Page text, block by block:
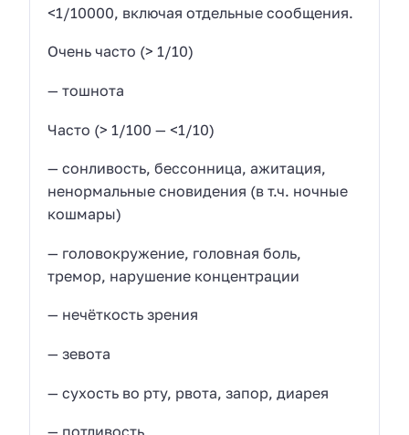
<1/10000, включая отдельные сообщения.
Очень часто (> 1/10)
— тошнота
Часто (> 1/100 — <1/10)
— сонливость, бессонница, ажитация,
ненормальные сновидения (в т.ч. ночные
кошмары)
— головокружение, головная боль,
тремор, нарушение концентрации
— нечёткость зрения
— зевота
— сухость во рту, рвота, запор, диарея